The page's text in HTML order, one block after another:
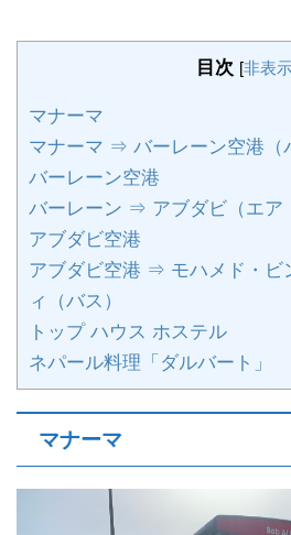
目次 [非表
マナーマ
マナーマ ⇒ バーレーン空港（
バーレーン空港
バーレーン ⇒ アブダビ（エア
アブダビ空港
アブダビ空港 ⇒ モハメド・ビ
ィ（バス）
トップ ハウス ホステル
ネパール料理「ダルバート」
マナーマ